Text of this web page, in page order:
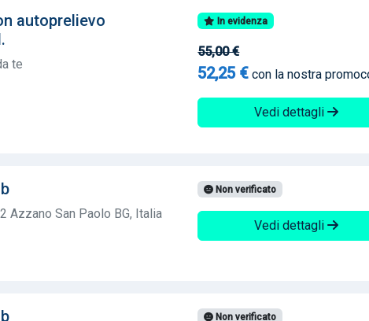
autoprelievo
te
In evidenza
55,00 €
52,25 € con la nostra
Vedi dettagli
Azzano San Paolo BG, Italia
Non verificato
Vedi dettagli
Non verificato